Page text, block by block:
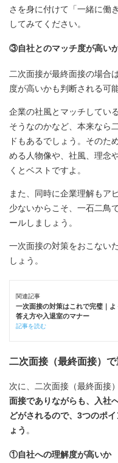
さを身に付けて「一緒に働
してみてください。
③自社とのマッチ度が高い
二次面接が最終面接の場合
度が高いかも判断される可
企業の社風とマッチしてい
そうなのかなど、本来なら
ドもあるでしょう。そのた
める人物像や、社風、理念
くとベストですよ。
また、同時に企業理解もア
少ないからこそ、一石二鳥
ールしましょう。
一次面接の対策をおこない
しょう。
関連記事
一次面接の対策はこれで完璧｜
答え方や入退室のマナー
記事を読む
二次面接（最終面接）
次に、二次面接（最終面接
面接でありながらも、入社
どがされるので、3つのポ
ょう 。
①自社への理解度が高いか